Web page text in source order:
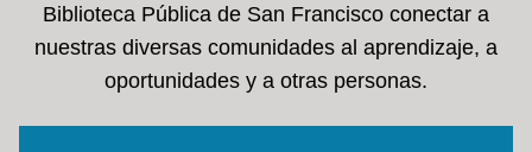
Biblioteca Pública de San Francisco conectar a
nuestras diversas comunidades al aprendizaje, a
oportunidades y a otras personas.